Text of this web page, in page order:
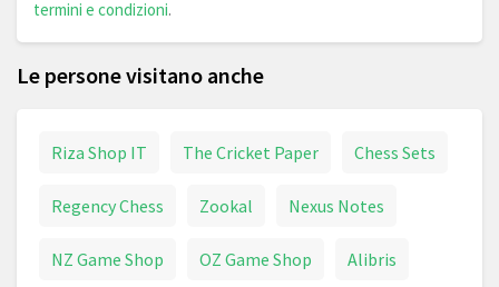
termini e condizioni.
Le persone visitano anche
Riza Shop IT The Cricket Paper Chess Sets
Regency Chess Zookal Nexus Notes
NZ Game Shop OZ Game Shop Alibris